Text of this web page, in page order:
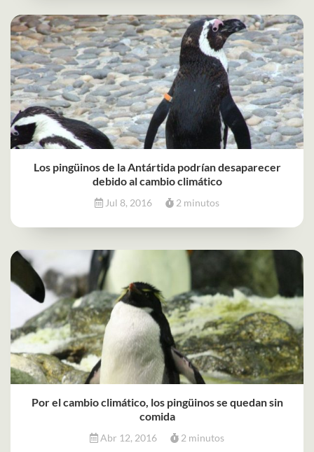
Los pingüinos de la Antártida podrían desaparecer
debido al cambio climático
Jul 8, 2016 2 minutos
Por el cambio climático, los pingüinos se quedan sin
comida
Abr 12, 2016 2 minutos